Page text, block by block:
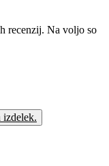
recenzij. Na voljo so
izdelek.